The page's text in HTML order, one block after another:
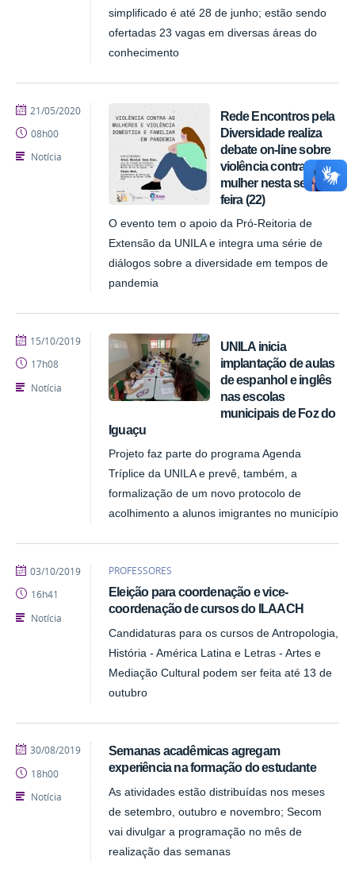
simplificado é até 28 de junho; estão sendo
ofertadas 23 vagas em diversas áreas do
conhecimento
Rede Encontros pela
Diversidade realiza
debate on-line sobre
violência contra a
mulher nesta sexta-
feira (22)
O evento tem o apoio da Pró-Reitoria de
Extensão da UNILA e integra uma série de
diálogos sobre a diversidade em tempos de
pandemia
publicado
21/05/2020
08h00
Notícia
UNILA inicia
implantação de aulas
de espanhol e inglês
nas escolas
municipais de Foz do
Iguaçu
Projeto faz parte do programa Agenda
Tríplice da UNILA e prevê, também, a
formalização de um novo protocolo de
acolhimento a alunos imigrantes no município
publicado
15/10/2019
17h08
Notícia
PROFESSORES
Eleição para coordenação e vice-
coordenação de cursos do ILAACH
Candidaturas para os cursos de Antropologia,
História - América Latina e Letras - Artes e
Mediação Cultural podem ser feita até 13 de
outubro
publicado
03/10/2019
16h41
Notícia
Semanas acadêmicas agregam
experiência na formação do estudante
As atividades estão distribuídas nos meses
de setembro, outubro e novembro; Secom
vai divulgar a programação no mês de
realização das semanas
publicado
30/08/2019
18h00
Notícia